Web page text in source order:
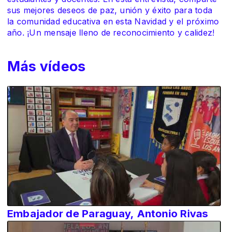
Más vídeos
Embajador de Paraguay, Antonio Rivas
sus mejores deseos de paz, unión y éxito para toda
la comunidad educativa en esta Navidad y el próximo
año. ¡Un mensaje lleno de reconocimiento y calidez!